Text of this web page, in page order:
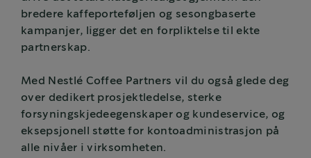
bredere kaffeporteføljen og sesongbaserte
kampanjer, ligger det en forpliktelse til ekte
partnerskap.
Med Nestlé Coffee Partners vil du også glede deg
over dedikert prosjektledelse, sterke
forsyningskjedeegenskaper og kundeservice, og
eksepsjonell støtte for kontoadministrasjon på
alle nivåer i virksomheten.